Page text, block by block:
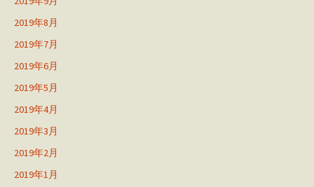
2019年8月
2019年7月
2019年6月
2019年5月
2019年4月
2019年3月
2019年2月
2019年1月